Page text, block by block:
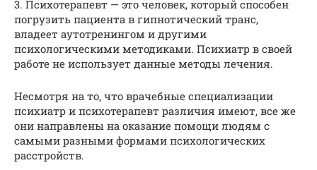
3. Психотерапевт — это человек, который способен
погрузить пациента в гипнотический транс,
владеет аутотренингом и другими
психологическими методиками. Психиатр в своей
работе не использует данные методы лечения.
Несмотря на то, что врачебные специализации
психиатр и психотерапевт различия имеют, все же
они направлены на оказание помощи людям с
самыми разными формами психологических
расстройств.